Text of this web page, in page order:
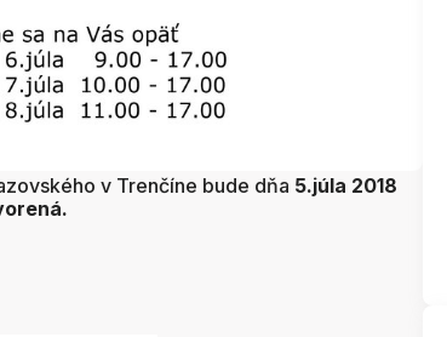
v Trenčíne bude dňa 5.júla 2018